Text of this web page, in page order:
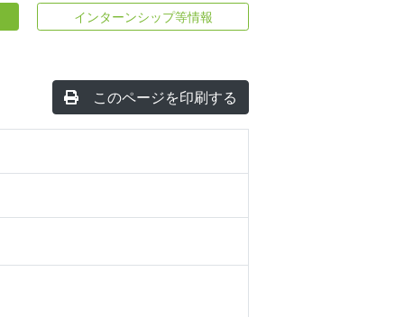
インターンシップ等情報
このページを印刷する